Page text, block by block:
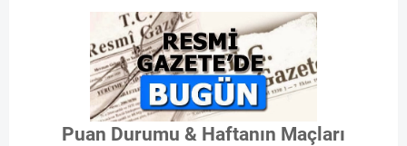
Puan Durumu & Haftanın Maçları